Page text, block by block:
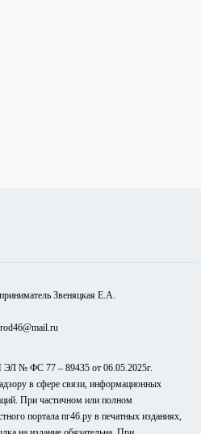
Звеняцкая Е.А.
ЭЛ № ФС 77 – 89435 от 06.05.2025г.
в сфере связи, информационных
При частичном или полном
портала пг46.ру в печатных изданиях,